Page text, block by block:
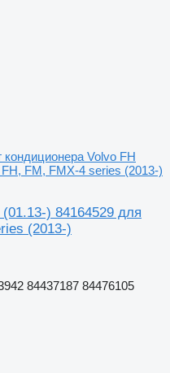
кондиционера Volvo FH
FM, FMX-4 series (2013-)
) 84164529 для
(2013-)
84437187 84476105